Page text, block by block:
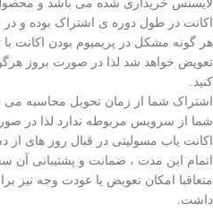
لایسنس خریداری شده می باشد و
اکانت در طول دوره ی اشتراک بوده و در
هر گونه مشکل در پریمیوم بودن اکانت
تعویض خواهد شد لذا در صورت بروز
کنید.
اشتراک شما از زمان تحویل محاسبه می
شما از سرویس مربوطه ندارد لذا در
اکانت یاب مسولیتی در قبال روز های از
اتمام این مدت ، ضمانت و پشتیبانی آن
متعاقبا امکان تعویض یا عودت وجه نیز
داشت.